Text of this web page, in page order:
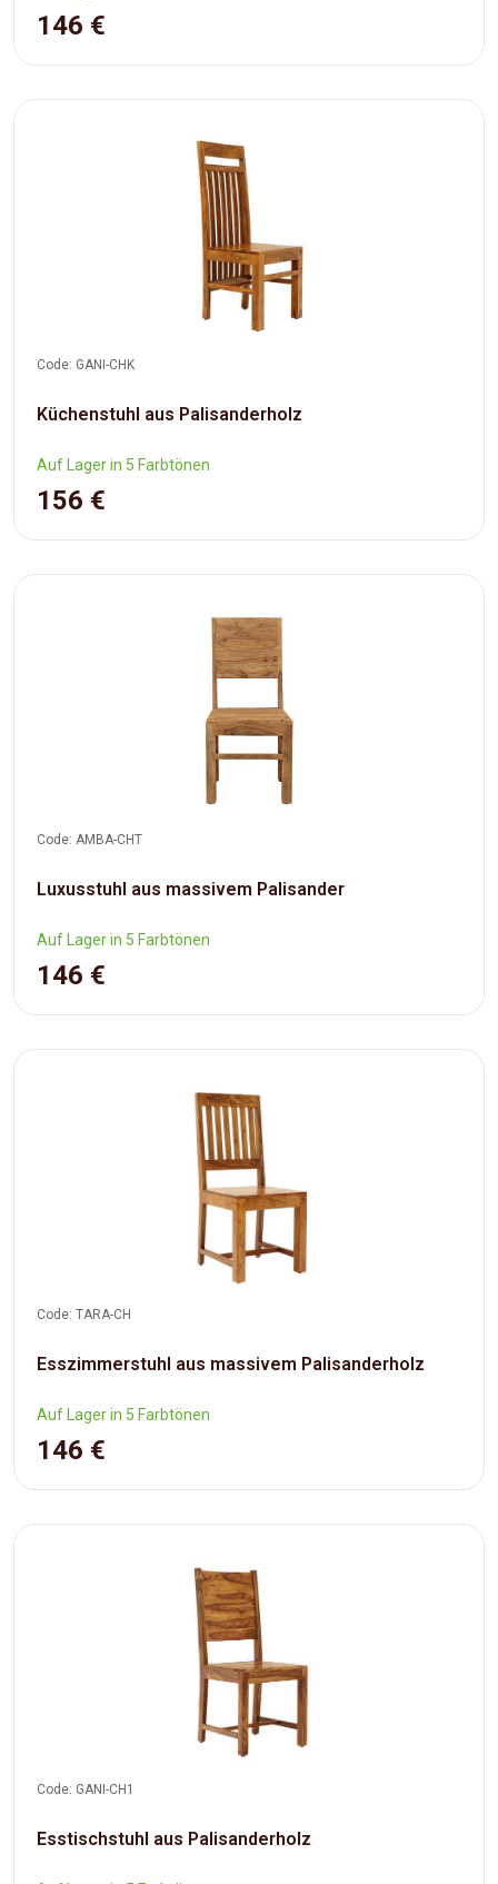
146 €
Code: GANI-CHK
Küchenstuhl aus Palisanderholz
Auf Lager in 5 Farbtönen
156 €
Code: AMBA-CHT
Luxusstuhl aus massivem Palisander
Auf Lager in 5 Farbtönen
146 €
Code: TARA-CH
Esszimmerstuhl aus massivem Palisanderholz
Auf Lager in 5 Farbtönen
146 €
Code: GANI-CH1
Esstischstuhl aus Palisanderholz